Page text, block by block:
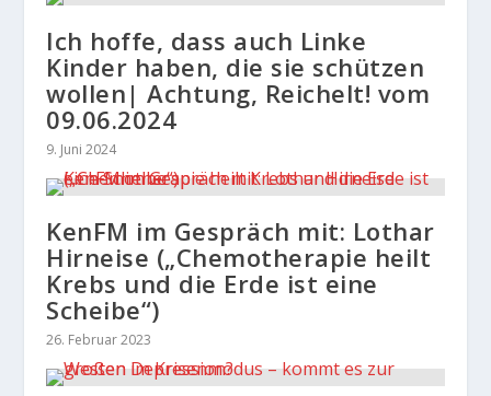
Ich hoffe, dass auch Linke
Kinder haben, die sie schützen
wollen| Achtung, Reichelt! vom
09.06.2024
9. Juni 2024
KenFM im Gespräch mit: Lothar
Hirneise („Chemotherapie heilt
Krebs und die Erde ist eine
Scheibe“)
26. Februar 2023